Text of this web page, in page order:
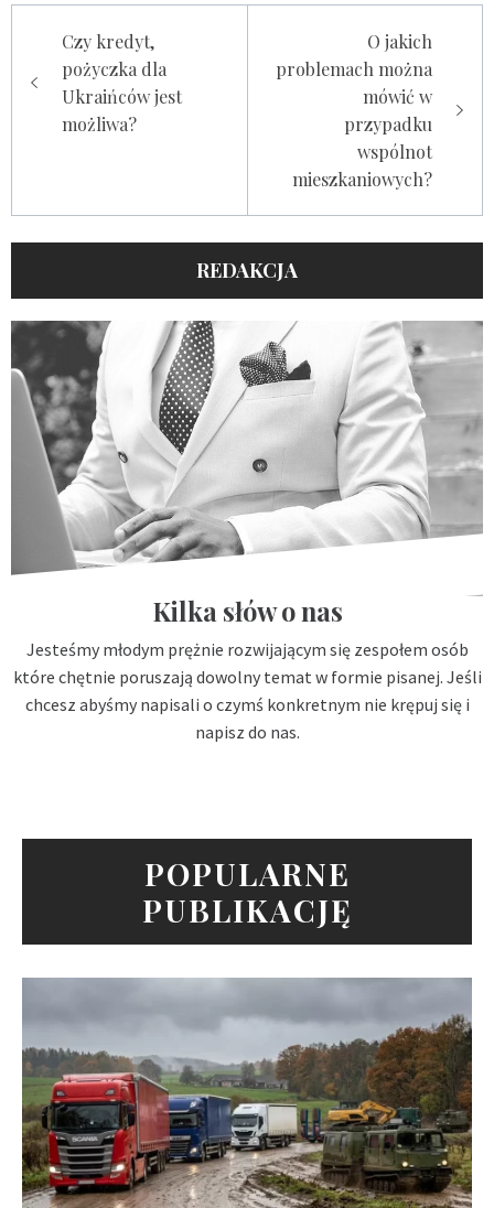
wpisuCzy kredyt,
pożyczka dla
Ukraińców jest
możliwa?
O jakich
problemach można
mówić w
przypadku
wspólnot
mieszkaniowych?
REDAKCJA
Kilka słów o nas
Jesteśmy młodym prężnie rozwijającym się zespołem osób
które chętnie poruszają dowolny temat w formie pisanej. Jeśli
chcesz abyśmy napisali o czymś konkretnym nie krępuj się i
napisz do nas.
POPULARNE
PUBLIKACJĘ